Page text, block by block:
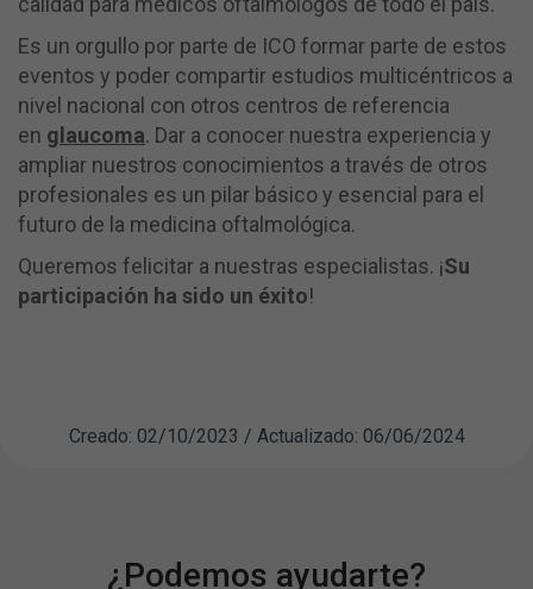
Es un orgullo por parte de ICO formar parte de estos
eventos y poder compartir estudios multicéntricos a
nivel nacional con otros centros de referencia
en glaucoma. Dar a conocer nuestra experiencia y
ampliar nuestros conocimientos a través de otros
profesionales es un pilar básico y esencial para el
futuro de la medicina oftalmológica.
Queremos felicitar a nuestras especialistas. ¡Su
participación ha sido un éxito!
Creado: 02/10/2023 / Actualizado: 06/06/2024
¿Podemos ayudarte?